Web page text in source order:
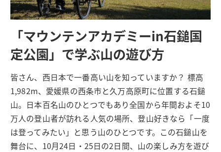
「マウンテンアカデミーin石鎚国
定公園」で学ぶ山の遊び方
皆さん、西日本で一番高い山を知っていますか？ 標高
1,982m、愛媛県の西条市と久万高原町に位置する石鎚
山。日本百名山のひとつでもあり全国から年間およそ10
万人の登山者が訪れる人気の場所、登山好きなら「一度
は登ってみたい」と思う山のひとつです。この石鎚山を
舞台に、10月24日・25日の2日間、山の楽しみ方を遊び